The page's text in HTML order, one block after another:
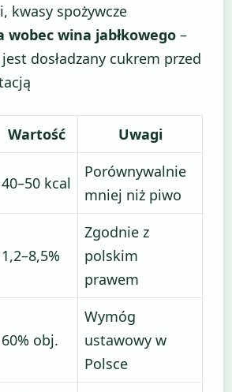
kwasy spożywcze
wobec wina jabłkowego –
dosładzany cukrem przed
Wartość
Uwagi
40–50 kcal
Porównywalnie
mniej niż piwo
1,2–8,5%
Zgodnie z
polskim
prawem
60% obj.
Wymóg
ustawowy w
Polsce